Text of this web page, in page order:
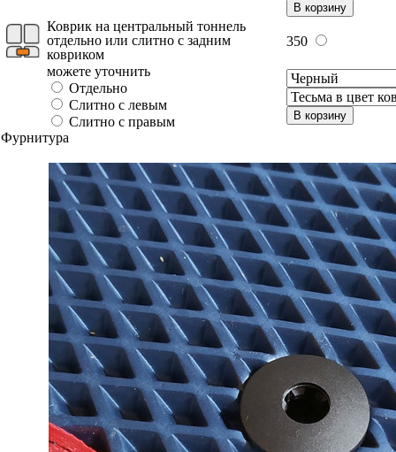
В корзину
Коврик на центральный тоннель
отдельно или слитно с задним
ковриком
350
можете уточнить
Отдельно
Слитно с левым
Слитно с правым
В корзину
Фурнитура